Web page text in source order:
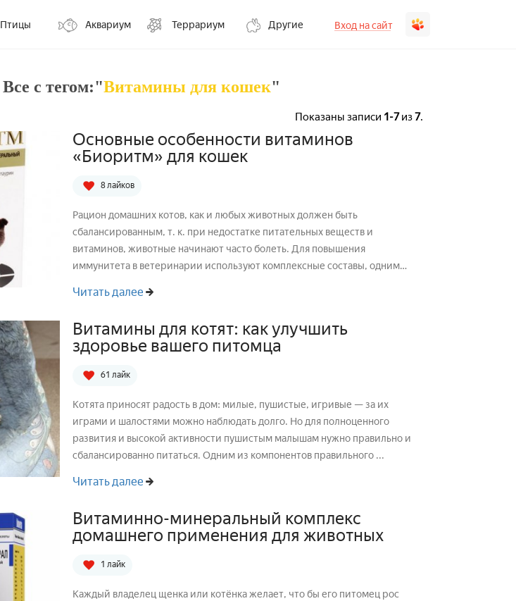
Птицы Аквариум Террариум Другие Вход на сайт
Все с тегом:"Витамины для кошек"
Показаны записи 1-7из7.
Основные особенности витаминов
«Биоритм» для кошек
8 лайков
Рацион домашних котов, как и любых животных должен быть
сбалансированным, т. к. при недостатке питательных веществ и
витаминов, животные начинают часто болеть. Для повышения
иммунитета в ветеринарии используют комплексные составы, одним
Читать далее
Витамины для котят: как улучшить
здоровье вашего питомца
61 лайк
Котята приносят радость в дом: милые, пушистые, игривые — за их
играми и шалостями можно наблюдать долго. Но для полноценного
развития и высокой активности пушистым малышам нужно правильно и
сбалансированно питаться. Одним из компонентов правильного ...
Читать далее
Витаминно-минеральный комплекс
домашнего применения для животных
1 лайк
Каждый владелец щенка или котёнка желает, что бы его питомец рос